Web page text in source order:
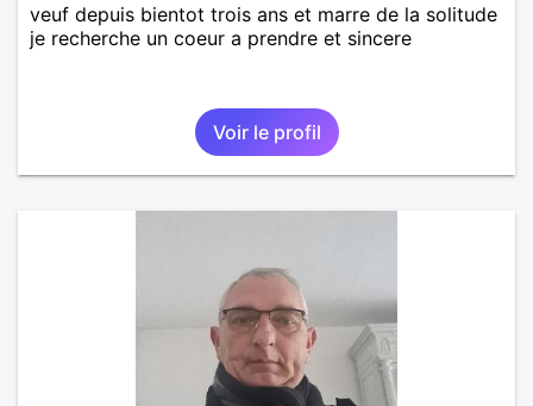
veuf depuis bientot trois ans et marre de la solitude
je recherche un coeur a prendre et sincere
Voir le profil